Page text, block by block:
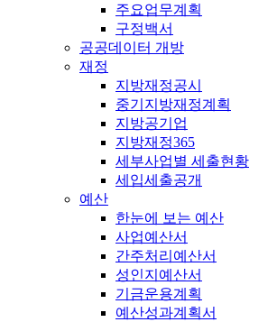
주요업무계획
구정백서
공공데이터 개방
재정
지방재정공시
중기지방재정계획
지방공기업
지방재정365
세부사업별 세출현황
세입세출공개
예산
한눈에 보는 예산
사업예산서
간주처리예산서
성인지예산서
기금운용계획
예산성과계획서